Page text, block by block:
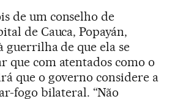
de um conselho de
de Cauca, Popayán,
guerrilha de que ela se
que com atentados como o
que o governo considere a
fogo bilateral. “Não